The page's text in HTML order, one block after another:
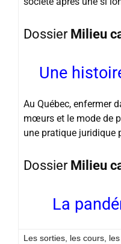
Dossier Milieu
Une
Au Québec, enfermer
mœurs et le mode de
une pratique juridique
DossierMilieu
La
Les sorties, les cours,